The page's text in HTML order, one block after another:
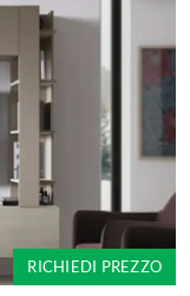
RICHIEDI PREZZO